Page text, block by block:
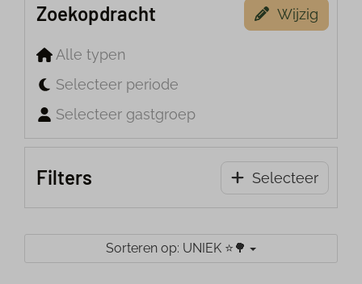
Zoekopdracht Wijzig
Alle typen
Selecteer periode
Selecteer gastgroep
Filters Selecteer
Sorteren op: UNIEK ⭐️🌳